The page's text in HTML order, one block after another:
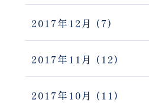
2017年12月 (7)
2017年11月 (12)
2017年10月 (11)